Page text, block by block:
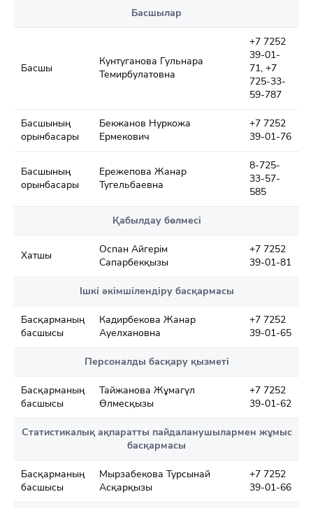
Басшылар
Басшы
Кунтуганова Гульнара
Темирбулатовна
+7 7252
39-01-
71, +7
725-33-
59-787
Басшының
орынбасары
Бекжанов Нуркожа
Ермекович
+7 7252
39-01-76
Басшының
орынбасары
Ережепова Жанар
Тугельбаевна
8-725-
33-57-
585
Қабылдау бөлмесі
Хатшы
Оспан Айгерім
Сапарбекқызы
+7 7252
39-01-81
Ішкі әкімшілендіру басқармасы
Басқарманың
басшысы
Кадирбекова Жанар
Ауелхановна
+7 7252
39-01-65
Персоналды басқару қызметі
Басқарманың
басшысы
Тайжанова Жұмагүл
Өлмесқызы
+7 7252
39-01-62
Cтатистикалық ақпаратты пайдаланушылармен жұмыс
басқармасы
Басқарманың
басшысы
Мырзабекова Турсынай
Асқарқызы
+7 7252
39-01-66